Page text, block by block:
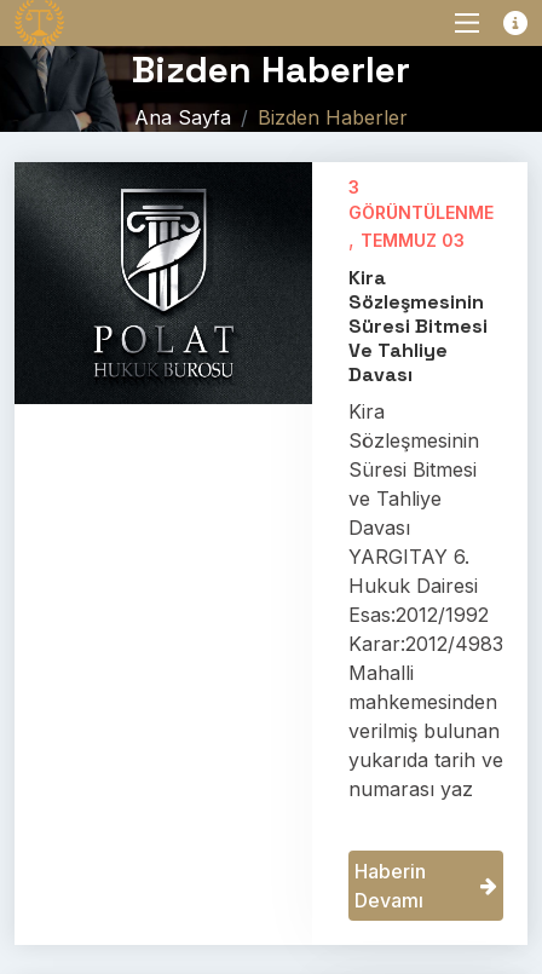
Bizden Haberler
Ana Sayfa Bizden Haberler
3
GÖRÜNTÜLENME
, TEMMUZ 03
Kira
Sözleşmesinin
Süresi Bitmesi
Ve Tahliye
Davası
Kira
Sözleşmesinin
Süresi Bitmesi
ve Tahliye
Davası
YARGITAY 6.
Hukuk Dairesi
Esas:2012/1992
Karar:2012/4983
Mahalli
mahkemesinden
verilmiş bulunan
yukarıda tarih ve
numarası yaz
Haberin
Devamı